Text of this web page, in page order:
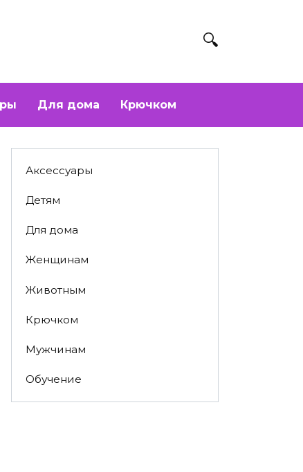
Для дома Крючком
Аксессуары
Детям
Для дома
Женщинам
Животным
Крючком
Мужчинам
Обучение